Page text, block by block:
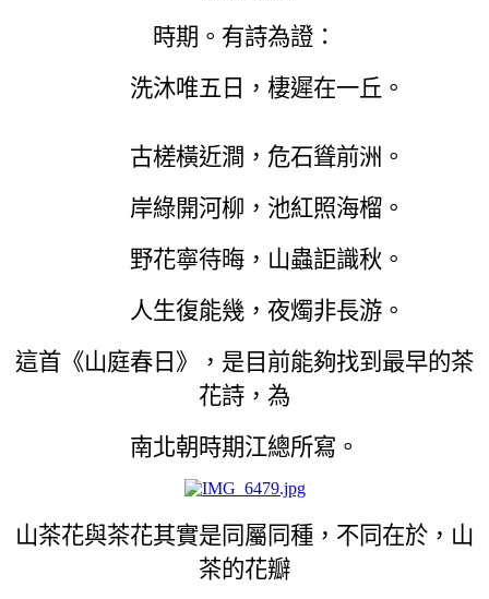
時期。有詩為證：
洗沐唯五日，棲遲在一丘。
古槎橫近澗，危石聳前洲。
岸綠開河柳，池紅照海榴。
野花寧待晦，山蟲詎識秋。
人生復能幾，夜燭非長游。
這首《山庭春日》，是目前能夠找到最早的茶
花詩，為
南北朝時期江總所寫。
山茶花與茶花其實是同屬同種，不同在於，山
茶的花瓣